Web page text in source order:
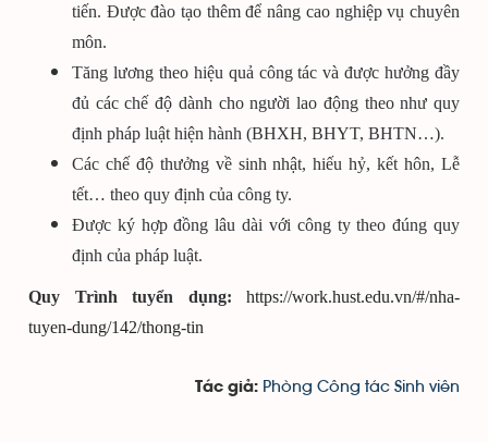
tiến. Được đào tạo thêm để nâng cao nghiệp vụ chuyên
môn.
Tăng lương theo hiệu quả công tác và được hưởng đầy
đủ các chế độ dành cho người lao động theo như quy
định pháp luật hiện hành (BHXH, BHYT, BHTN…).
Các chế độ thưởng về sinh nhật, hiếu hỷ, kết hôn, Lễ
tết… theo quy định của công ty.
Được ký hợp đồng lâu dài với công ty theo đúng quy
định của pháp luật.
Quy Trình tuyển dụng:
https://work.hust.edu.vn/#/nha-
tuyen-dung/142/thong-tin
Tác giả: Phòng Công tác Sinh viên